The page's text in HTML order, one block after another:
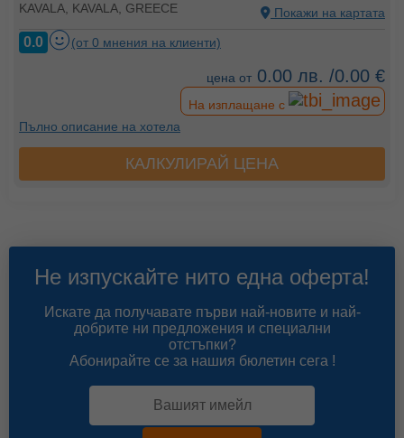
KAVALA, KAVALA, GREECE Покажи на картата
0.0 (от 0 мнения на клиенти)
цена от 0.00 лв. /0.00 €
На изплащане с
Пълно описание на хотела
КАЛКУЛИРАЙ ЦЕНА
Не изпускайте нито една оферта!
Искате да получавате първи най-новите и най-
добрите ни предложения и специални
отстъпки?
Абонирайте се за нашия бюлетин сега !